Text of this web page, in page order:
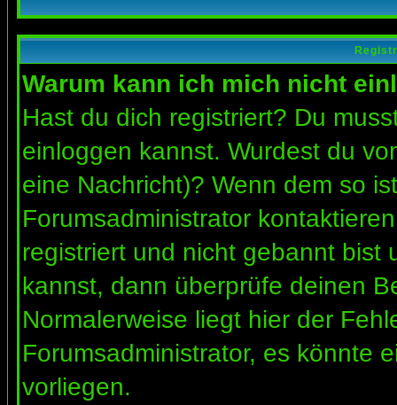
Warum kann ich mich nicht
Hast du dich registriert? Du
einloggen kannst. Wurdest du
eine Nachricht)? Wenn dem so
Forumsadministrator
registriert und nicht gebannt bist
kannst, dann überprüfe deinen
Normalerweise liegt hier der
Forumsadministrator, es könnte
vorliegen.